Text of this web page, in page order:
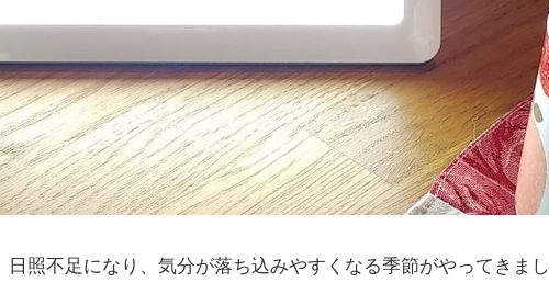
日照不足になり、気分が落ち込みやすくなる季節がやってきまし